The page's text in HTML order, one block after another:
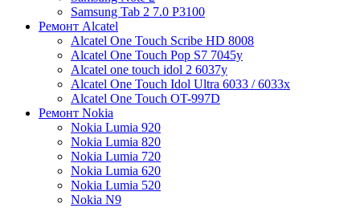
Samsung Tab 2 7.0 P3100
Ремонт Alcatel
Alcatel One Touch Scribe HD 8008
Alcatel One Touch Pop S7 7045y
Alcatel one touch idol 2 6037y
Alcatel One Touch Idol Ultra 6033 / 6033x
Alcatel One Touch OT-997D
Ремонт Nokia
Nokia Lumia 920
Nokia Lumia 820
Nokia Lumia 720
Nokia Lumia 620
Nokia Lumia 520
Nokia N9